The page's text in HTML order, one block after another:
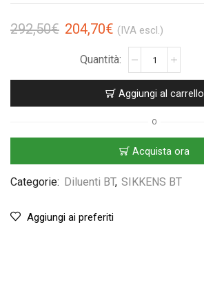
292,50€ 204,70€ (IVA escl.)
Aggiungi al carrello
O
Acquista ora
Categorie: Diluenti BT, SIKKENS BT
Aggiungi ai preferiti